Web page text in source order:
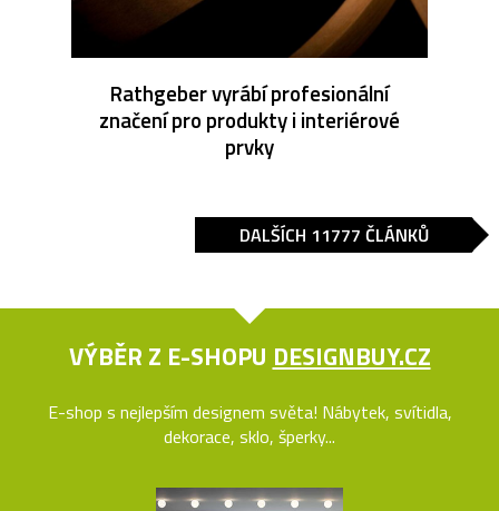
Rathgeber vyrábí profesionální
značení pro produkty i interiérové
prvky
DALŠÍCH 11777 ČLÁNKŮ
VÝBĚR Z E-SHOPU DESIGNBUY.CZ
E-shop s nejlepším designem světa! Nábytek, svítidla,
dekorace, sklo, šperky...